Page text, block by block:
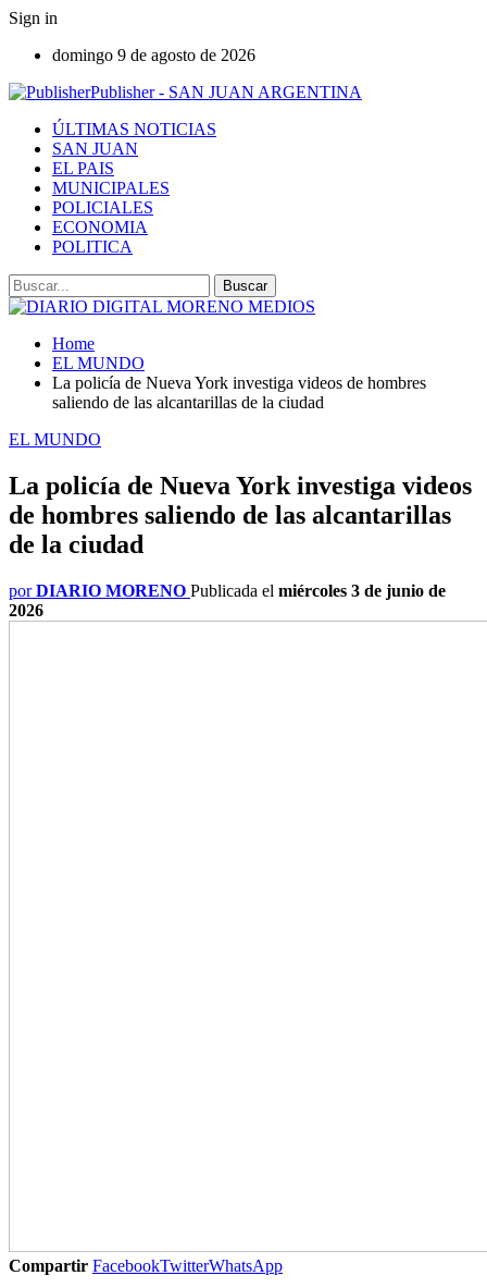
Sign in
domingo 9 de agosto de 2026
Publisher - SAN JUAN ARGENTINA
ÚLTIMAS NOTICIAS
SAN JUAN
EL PAIS
MUNICIPALES
POLICIALES
ECONOMIA
POLITICA
Home
EL MUNDO
La policía de Nueva York investiga videos de hombres
saliendo de las alcantarillas de la ciudad
EL MUNDO
La policía de Nueva York investiga videos
de hombres saliendo de las alcantarillas
de la ciudad
porDIARIO MORENO Publicada el miércoles 3 de junio de
2026
Compartir FacebookTwitterWhatsApp